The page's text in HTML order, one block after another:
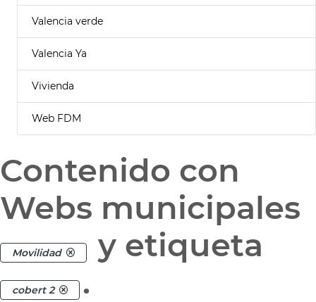
Valencia verde
Valencia Ya
Vivienda
Web FDM
Contenido con
Webs municipales
Movilidad y etiqueta
cobert 2 .